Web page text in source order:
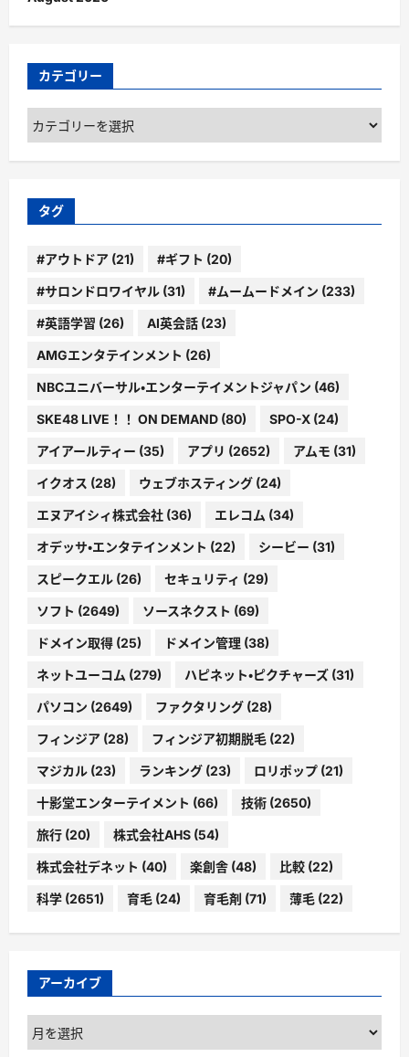
カテゴリー
カ
テ
ゴ
ー
タグ
#アウトドア (21) #ギフト (20)
#サロンドロワイヤル (31) #ムームードメイン (233)
#英語学習 (26) AI英会話 (23)
AMGエンタテインメント (26)
NBCユニバーサル・エンターテイメントジャパン (46)
SKE48 LIVE！！ ON DEMAND (80) SPO-X (24)
アイアールティー (35) アプリ (2652) アムモ (31)
イクオス (28) ウェブホスティング (24)
エヌアイシィ株式会社 (36) エレコム (34)
オデッサ・エンタテインメント (22) シービー (31)
スピークエル (26) セキュリティ (29)
ソフト (2649) ソースネクスト (69)
ドメイン取得 (25) ドメイン管理 (38)
ネットユーコム (279) ハピネット・ピクチャーズ (31)
パソコン (2649) ファクタリング (28)
フィンジア (28) フィンジア初期脱毛 (22)
マジカル (23) ランキング (23) ロリポップ (21)
十影堂エンターテイメント (66) 技術 (2650)
旅行 (20) 株式会社AHS (54)
株式会社デネット (40) 楽創舎 (48) 比較 (22)
科学 (2651) 育毛 (24) 育毛剤 (71) 薄毛 (22)
アーカイブ
ア
ー